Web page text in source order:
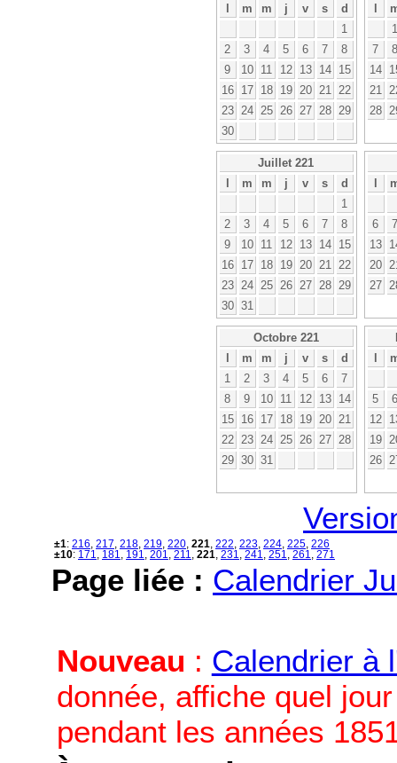
l
m m j v s
d
1
2
3 4 5 6 7
8
9
10 11 12 13 14
15
16
17 18 19 20 21
22
23
24 25 26 27 28
29
30
l
1
7
8
14
21
28
Juillet 221
l
m m j v s
d
1
2
3 4 5 6 7
8
9
10 11 12 13 14
15
16
17 18 19 20 21
22
23
24 25 26 27 28
29
30 31
l
6
7
13
20
27
Octobre 221
l
m m j v s
d
1
2 3 4 5 6
7
8
9 10 11 12 13
14
15
16 17 18 19 20
21
22
23 24 25 26 27
28
29 30 31
l
5
6
12
19
26
±1: 216 217 218 219 220 221 222 223 224 225 226
±10: 171 181 191 201 211 221 231 241 251 261 271
Page liée : Calendrier
Nouveau : Calendrier à
donnée, affiche quel
pendant les années